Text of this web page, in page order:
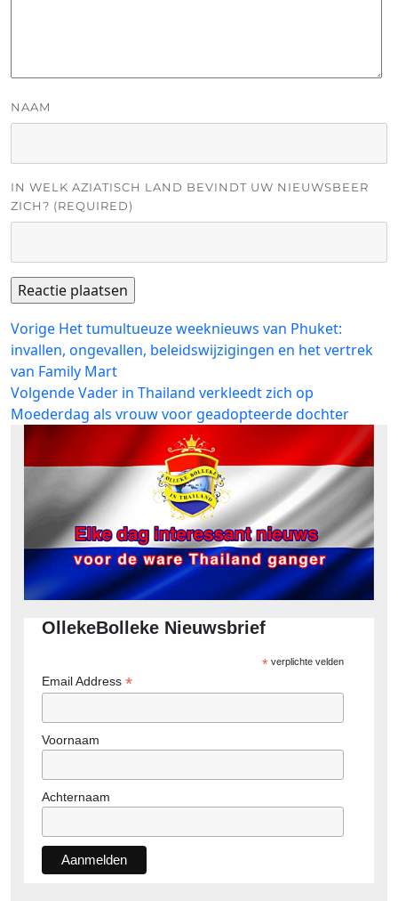
NAAM
IN WELK AZIATISCH LAND BEVINDT UW NIEUWSBEER
ZICH? (REQUIRED)
Bericht
navigatie
Vorige Vorig
bericht:
Het tumultueuze weeknieuws van Phuket:
invallen, ongevallen, beleidswijzigingen en het vertrek
van Family Mart
VolgendeVolgend
bericht:
Vader in Thailand verkleedt zich op
Moederdag als vrouw voor geadopteerde dochter
OllekeBolleke Nieuwsbrief
*verplichte velden
Email Address *
Voornaam
Achternaam